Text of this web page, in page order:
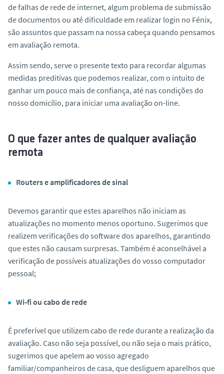
de falhas de rede de internet, algum problema de submissão
de documentos ou até dificuldade em realizar login no Fénix,
são assuntos que passam na nossa cabeça quando pensamos
em avaliação remota.
Assim sendo, serve o presente texto para recordar algumas
medidas preditivas que podemos realizar, com o intuito de
ganhar um pouco mais de confiança, até nas condições do
nosso domicílio, para iniciar uma avaliação on-line.
O que fazer antes de qualquer avaliação
remota
Routers e amplificadores de sinal
Devemos garantir que estes aparelhos não iniciam as
atualizações no momento menos oportuno. Sugerimos que
realizem verificações do software dos aparelhos, garantindo
que estes não causam surpresas. Também é aconselhável a
verificação de possíveis atualizações do vosso computador
pessoal;
Wi-fi ou cabo de rede
É preferível que utilizem cabo de rede durante a realização da
avaliação. Caso não seja possível, ou não seja o mais prático,
sugerimos que apelem ao vosso agregado
familiar/companheiros de casa, que desliguem aparelhos que